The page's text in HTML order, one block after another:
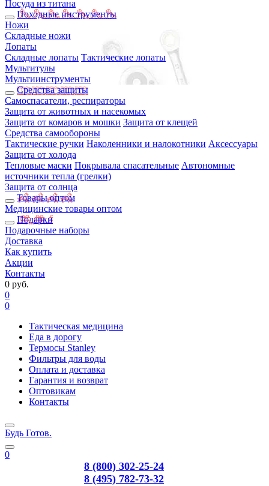
Посуда из титана
Походные инструменты
Ножи
Складные ножи
Лопаты
Складные лопаты Тактические лопаты
Мультитулы
Мультиинструменты
Средства защиты
Самоспасатели, респираторы
Защита от животных и насекомых
Защита от комаров и мошки Защита от клещей
Средства самообороны
Тактические ручки Наколенники и налокотники Аксессуары
Защита от холода
Тепловые маски Покрывала спасательные Автономные
источники тепла (грелки)
Защита от солнца
Товары оптом
Медицинские товары оптом
Подарки
Подарочные наборы
Доставка
Как купить
Акции
Контакты
0 руб.
0
0
Тактическая медицина
Еда в дорогу
Термосы Stanley
Фильтры для воды
Оплата и доставка
Гарантия и возврат
Оптовикам
Контакты
Будь Готов.
0
8 (800) 302-25-24
8 (495) 782-73-32